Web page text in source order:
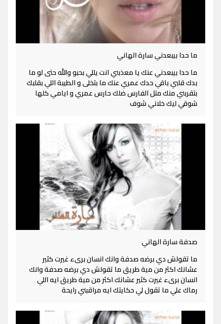
ما حدا بيبعدني سارة الهاني
ما حدا بيبعدني عنك يا معذبني انت يللي بحبو والله حتى لو ما
بدك قلبي باقي حدك عمري عنك ما بتخلى و الطيبة اللي بقلبك
بتقربني منك متل الفارس ضلك حارس عمري و ايامي كلها
شوقي ليك خلاني شوف
صدفة سارة الهاني
ما تقولش دي برضه صدفة وانك انسان برىء غيرت كثير
عشانك اكثر من مية طريق ما تقولش دي برضه صدفة وانك
انسان برىء غيرت كثير عشانك اكثر من مية طريق ايه اللي
رماك علي ما تقول لي حكايتك ايه مراقبني رايحة